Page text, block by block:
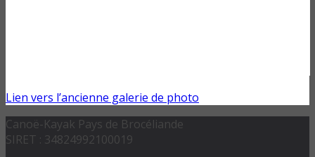
Lien vers l’ancienne galerie de photo
Canoë-Kayak Pays de Brocéliande
SIRET : 34824992100019